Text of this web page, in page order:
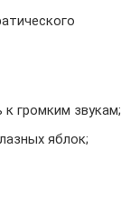
громким звукам;
яблок;